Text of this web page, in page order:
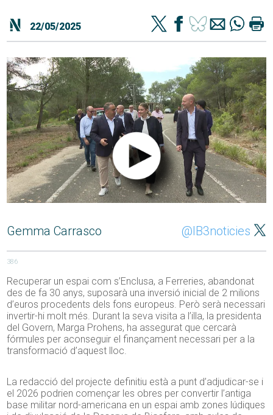
22/05/2025
Gemma Carrasco @IB3noticies
386
Recuperar un espai com s’Enclusa, a Ferreries, abandonat
des de fa 30 anys, suposarà una inversió inicial de 2 milions
d’euros procedents dels fons europeus. Però serà necessari
invertir-hi molt més. Durant la seva visita a l’illa, la presidenta
del Govern, Marga Prohens, ha assegurat que cercarà
fórmules per aconseguir el finançament necessari per a la
transformació d’aquest lloc.
La redacció del projecte definitiu està a punt d’adjudicar-se i
el 2026 podrien començar les obres per convertir l’antiga
base militar nord-americana en un espai amb zones lúdiques